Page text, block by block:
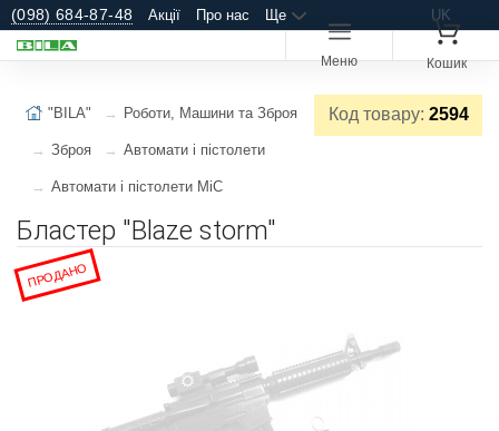
(098) 684-87-48 Акції Про нас Ще UK
Меню Кошик
Код товару: 2594
"BILA" Роботи, Машини та Зброя
Зброя Автомати і пістолети
Автомати і пістолети MiC
Бластер "Blaze storm"
ПРОДАНО